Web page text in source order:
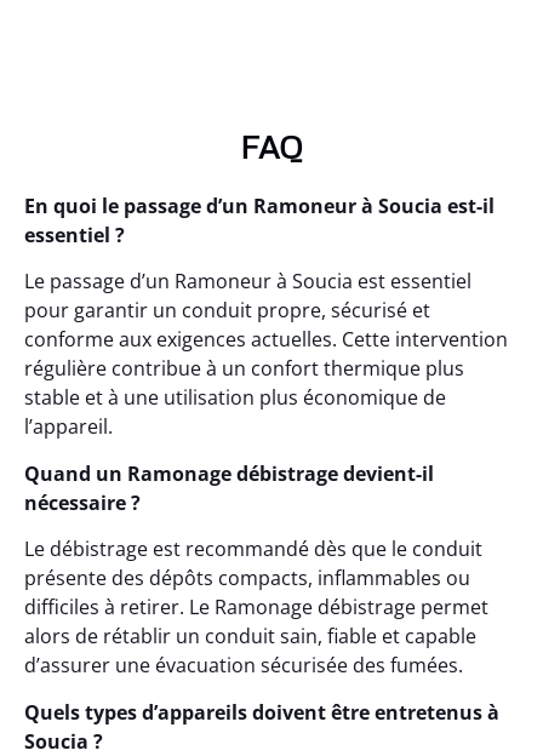
FAQ
En quoi le passage d’un Ramoneur à Soucia est-il
essentiel ?
Le passage d’un Ramoneur à Soucia est essentiel
pour garantir un conduit propre, sécurisé et
conforme aux exigences actuelles. Cette intervention
régulière contribue à un confort thermique plus
stable et à une utilisation plus économique de
l’appareil.
Quand un Ramonage débistrage devient-il
nécessaire ?
Le débistrage est recommandé dès que le conduit
présente des dépôts compacts, inflammables ou
difficiles à retirer. Le Ramonage débistrage permet
alors de rétablir un conduit sain, fiable et capable
d’assurer une évacuation sécurisée des fumées.
Quels types d’appareils doivent être entretenus à
Soucia ?